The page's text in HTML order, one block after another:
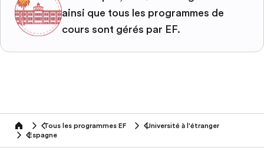
ainsi que tous les programmes de
cours sont gérés par EF.
home Tous les programmes EF
Université à l'étranger
Espagne